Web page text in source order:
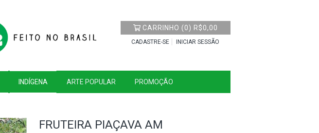
CARRINHO (0) R$0,00
CADASTRE-SE INICIAR SESSÃO
INDÍGENA ARTE POPULAR PROMOÇÃO
FRUTEIRA PIAÇAVA AM